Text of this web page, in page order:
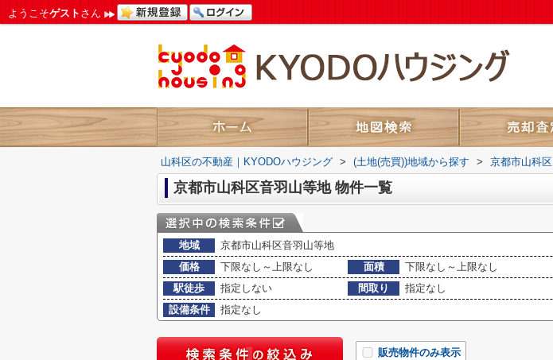
ようこそゲストさん
山科区の不動産｜KYODOハウジング > (土地(売買))地域から探す > 京都市山科区
京都市山科区音羽山等地 物件一覧
地域
京都市山科区音羽山等地
価格
下限なし～上限なし 面積
下限なし～上限なし
駅徒歩
指定しない 間取り
指定なし
設備条件
指定なし
販売物件のみ表示